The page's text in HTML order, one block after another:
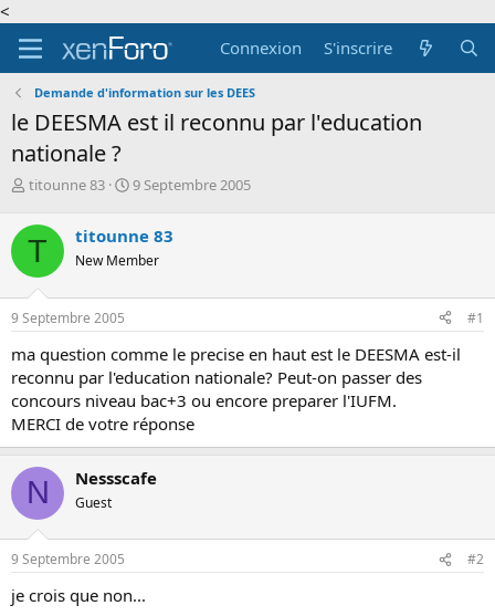
<
Connexion
S'inscrire
Demande d'information sur les DEES
le DEESMA est il reconnu par l'education
nationale ?
A
t
e
u
r
d
e
a
d
i
s
c
u
s
s
i
o
n
titounne 83
D
e
d
d
u
t
9 Septembre 2005
T titounne 83
New Member
9 Septembre 2005 #1
ma question comme le precise en haut est le DEESMA est-il
reconnu par l'education nationale? Peut-on passer des
concours niveau bac+3 ou encore preparer l'IUFM.
MERCI de votre réponse
N Nessscafe
Guest
9 Septembre 2005 #2
je crois que non...